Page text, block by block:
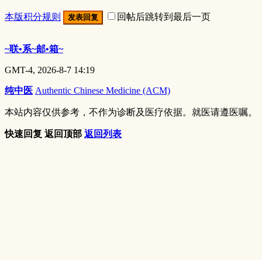
本版积分规则 发表回复 回帖后跳转到最后一页
~联•系~邮•箱~
GMT-4, 2026-8-7 14:19
纯中医 Authentic Chinese Medicine (ACM)
本站内容仅供参考，不作为诊断及医疗依据。就医请遵医嘱。
快速回复 返回顶部 返回列表